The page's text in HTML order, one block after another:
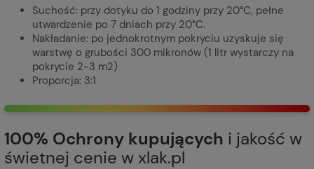
Suchość: przy dotyku do 1 godziny przy 20°C, pełne
utwardzenie po 7 dniach przy 20°C.
Nakładanie: po jednokrotnym pokryciu uzyskuje się
warstwę o grubości 300 mikronów (1 litr wystarczy na
pokrycie 2-3 m2)
Proporcja: 3:1
100% Ochrony kupujących i jakość w
świetnej cenie w xlak.pl